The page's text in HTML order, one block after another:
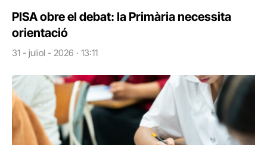
PISA obre el debat: la Primària necessita
orientació
31 - juliol - 2026 · 13:11